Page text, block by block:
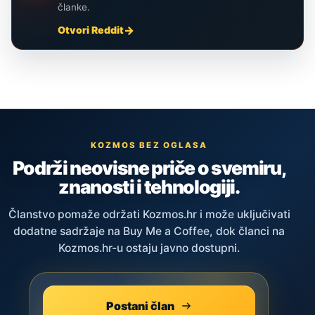
članke.
Otvori Reddit
KOZMOS BEZ OGLASA
Podrži neovisne priče o svemiru,
znanosti i tehnologiji.
Članstvo pomaže održati Kozmos.hr i može uključivati
dodatne sadržaje na Buy Me a Coffee, dok članci na
Kozmos.hr-u ostaju javno dostupni.
Postani član